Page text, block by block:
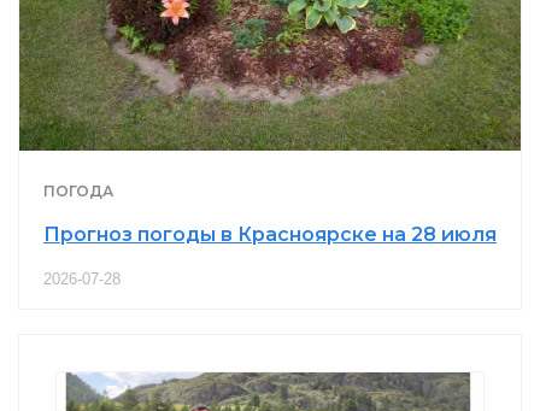
ПОГОДА
Прогноз погоды в Красноярске на 28 июля
2026-07-28